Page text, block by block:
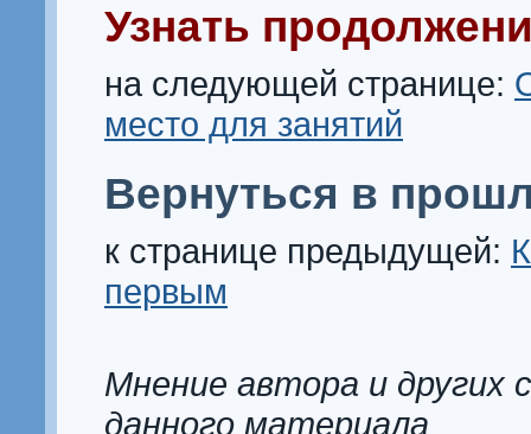
Узнать
на следующей странице:
место для занятий
Вернуться в
к странице предыдущей:
первым
Мнение автора и других
данного материала